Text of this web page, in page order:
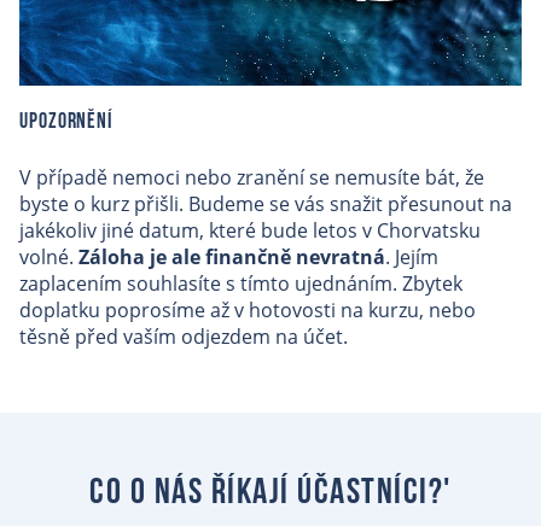
Upozornění
V případě nemoci nebo zranění se nemusíte bát, že
byste o kurz přišli. Budeme se vás snažit přesunout na
jakékoliv jiné datum, které bude letos v Chorvatsku
volné. Záloha je ale finančně nevratná. Jejím
zaplacením souhlasíte s tímto ujednáním. Zbytek
doplatku poprosíme až v hotovosti na kurzu, nebo
těsně před vaším odjezdem na účet.
co o nás říkají účastníci?'